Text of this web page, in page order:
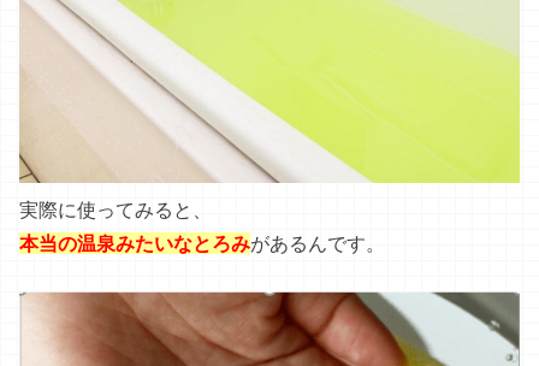
実際に使ってみると、
本当の温泉みたいなとろみがあるんです。